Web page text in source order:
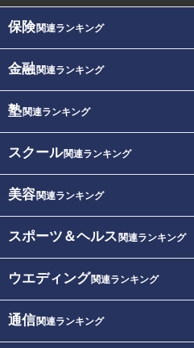
保険関連ランキング
金融関連ランキング
塾関連ランキング
スクール関連ランキング
美容関連ランキング
スポーツ＆ヘルス 関連ランキング
ウエディング関連ランキング
通信関連ランキング